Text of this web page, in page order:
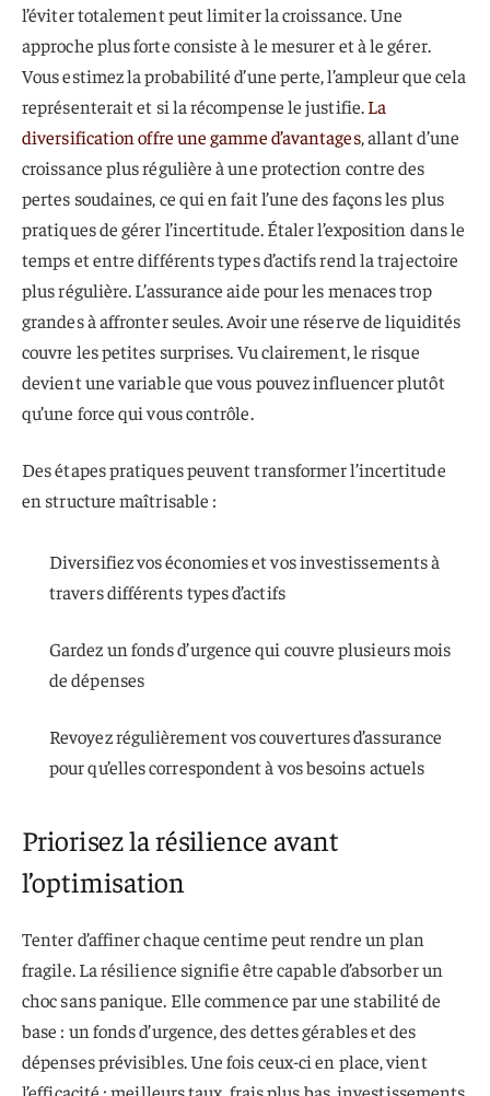
l’éviter totalement peut limiter la croissance. Une
approche plus forte consiste à le mesurer et à le gérer.
Vous estimez la probabilité d’une perte, l’ampleur que cela
représenterait et si la récompense le justifie.La
diversification offre une gamme d’avantages, allant d’une
croissance plus régulière à une protection contre des
pertes soudaines, ce qui en fait l’une des façons les plus
pratiques de gérer l’incertitude. Étaler l’exposition dans le
temps et entre différents types d’actifs rend la trajectoire
plus régulière. L’assurance aide pour les menaces trop
grandes à affronter seules. Avoir une réserve de liquidités
couvre les petites surprises. Vu clairement, le risque
devient une variable que vous pouvez influencer plutôt
qu’une force qui vous contrôle.
Des étapes pratiques peuvent transformer l’incertitude
en structure maîtrisable :
Diversifiez vos économies et vos investissements à
travers différents types d’actifs
Gardez un fonds d’urgence qui couvre plusieurs mois
de dépenses
Revoyez régulièrement vos couvertures d’assurance
pour qu’elles correspondent à vos besoins actuels
Priorisez la résilience avant
l’optimisation
Tenter d’affiner chaque centime peut rendre un plan
fragile. La résilience signifie être capable d’absorber un
choc sans panique. Elle commence par une stabilité de
base : un fonds d’urgence, des dettes gérables et des
dépenses prévisibles. Une fois ceux-ci en place, vient